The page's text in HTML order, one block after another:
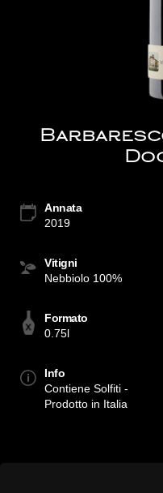
Annata
2019
Vitigni
Nebbiolo 100%
Formato
0.75l
Info
Contiene Solfiti -
Prodotto in Italia